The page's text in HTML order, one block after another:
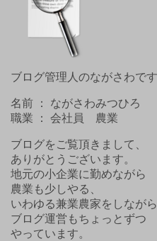
ブログ管理人のながさわです
名前 ： ながさわみつひろ
職業 ： 会社員 農業
ブログをご覧頂きまして、
ありがとうございます。
地元の小企業に勤めながら
農業も少しやる、
いわゆる兼業農家をしながら
ブログ運営もちょっとずつ
やっています。